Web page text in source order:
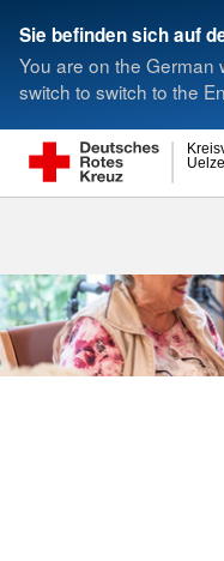
Sie befinden sich auf
You are on the German
switch to switch to the